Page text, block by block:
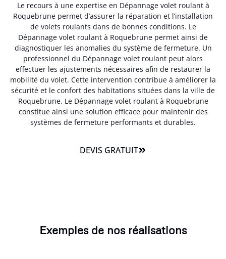
Le recours à une expertise en Dépannage volet roulant à
Roquebrune permet d’assurer la réparation et l’installation
de volets roulants dans de bonnes conditions. Le
Dépannage volet roulant à Roquebrune permet ainsi de
diagnostiquer les anomalies du système de fermeture. Un
professionnel du Dépannage volet roulant peut alors
effectuer les ajustements nécessaires afin de restaurer la
mobilité du volet. Cette intervention contribue à améliorer la
sécurité et le confort des habitations situées dans la ville de
Roquebrune. Le Dépannage volet roulant à Roquebrune
constitue ainsi une solution efficace pour maintenir des
systèmes de fermeture performants et durables.
DEVIS GRATUIT
Exemples de nos réalisations